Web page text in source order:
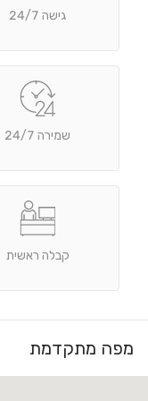
גישה 24/7
שמירה 24/7
קבלה ראשית
מפה מתקדמת